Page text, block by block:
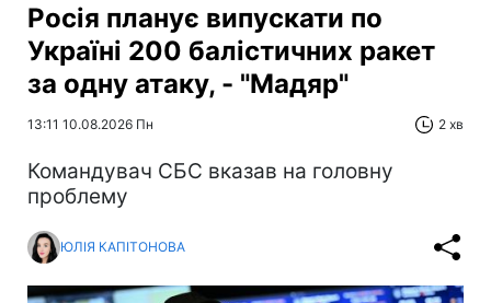
Росія планує випускати по
Україні 200 балістичних ракет
за одну атаку, - "Мадяр"
13:11 10.08.2026 Пн 2 хв
Командувач СБС вказав на головну
проблему
ЮЛІЯ КАПІТОНОВА